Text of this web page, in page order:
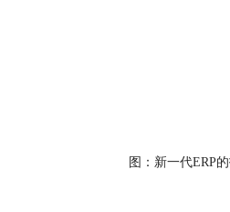
图：新一代ERP